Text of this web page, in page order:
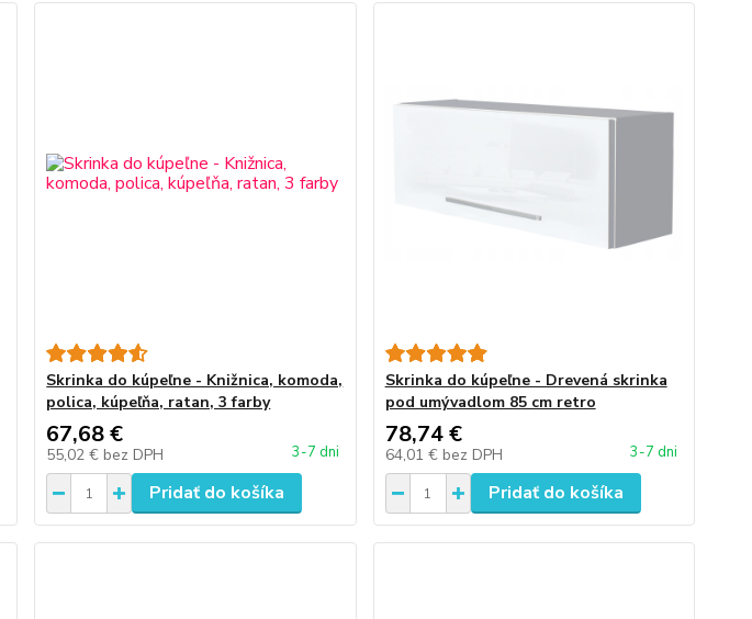
Skrinka do kúpeľne - Knižnica, komoda,
polica, kúpeľňa, ratan, 3 farby
67,68 €
55,02 € bez DPH 3-7 dni
Pridať do košíka
Skrinka do kúpeľne - Drevená skrinka
pod umývadlom 85 cm retro
78,74 €
64,01 € bez DPH 3-7 dni
Pridať do košíka